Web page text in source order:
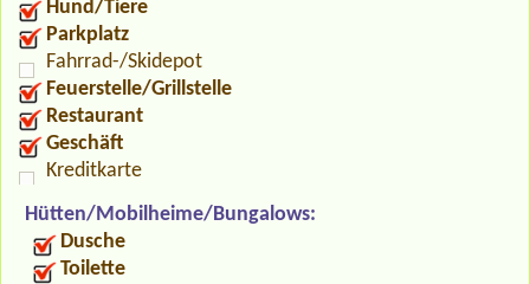
Hund/Tiere
Parkplatz
Fahrrad-/Skidepot
Feuerstelle/Grillstelle
Restaurant
Geschäft
Kreditkarte
Hütten/Mobilheime/Bungalows:
Dusche
Toilette